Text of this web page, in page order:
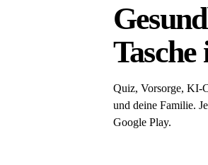
Tasche
Quiz, Vorsorge, KI-
und deine Familie.
Google Play.